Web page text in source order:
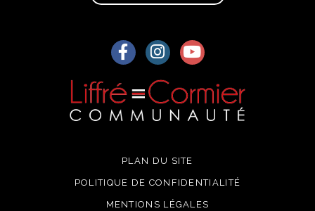
Lien vers le compte Facebook
Lien vers le compte
Lien vers la chaîne
PLAN DU SITE
POLITIQUE DE CONFIDENTIALITÉ
MENTIONS LÉGALES